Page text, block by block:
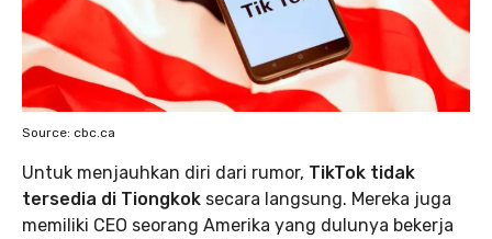
Source: cbc.ca
Untuk menjauhkan diri dari rumor, TikTok tidak
tersedia di Tiongkok secara langsung. Mereka juga
memiliki CEO seorang Amerika yang dulunya bekerja